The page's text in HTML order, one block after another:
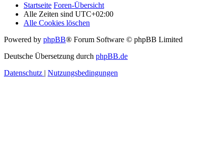
Startseite Foren-Übersicht
Alle Zeiten sind UTC+02:00
Alle Cookies löschen
Powered by phpBB® Forum Software © phpBB Limited
Deutsche Übersetzung durch phpBB.de
Datenschutz | Nutzungsbedingungen